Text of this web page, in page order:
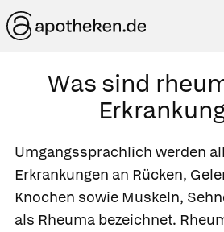
Was sind
Umgangssprachlich werden
Erkrankungen an Rücken,
Knochen sowie Muskeln,
als Rheuma bezeichnet.